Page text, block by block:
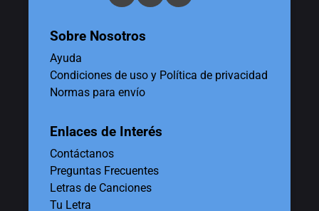
Sobre Nosotros
Ayuda
Condiciones de uso y Política de privacidad
Normas para envío
Enlaces de Interés
Contáctanos
Preguntas Frecuentes
Letras de Canciones
Tu Letra